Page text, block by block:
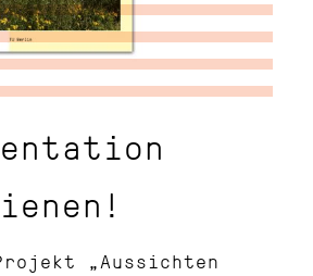
„Aussichten